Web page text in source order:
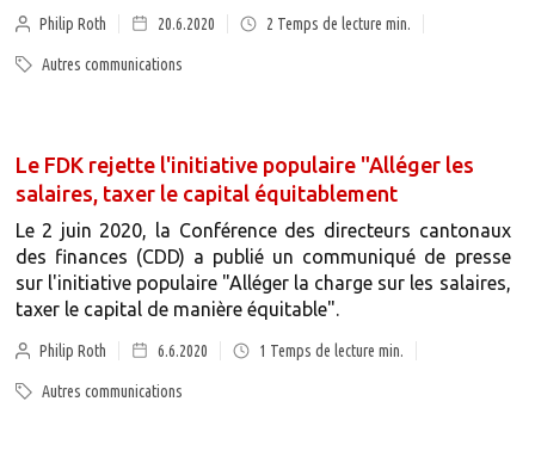
Philip Roth 20.6.2020 2 Temps de lecture min.
Autres communications
Le FDK rejette l'initiative populaire "Alléger les
salaires, taxer le capital équitablement
Le 2 juin 2020, la Conférence des directeurs cantonaux
des finances (CDD) a publié un communiqué de presse
sur l'initiative populaire "Alléger la charge sur les salaires,
taxer le capital de manière équitable".
Philip Roth 6.6.2020 1 Temps de lecture min.
Autres communications